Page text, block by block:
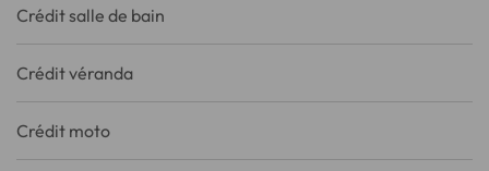
Crédit salle de bain
Crédit véranda
Crédit moto